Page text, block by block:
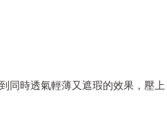
同時透氣輕薄又遮瑕的效果，壓上